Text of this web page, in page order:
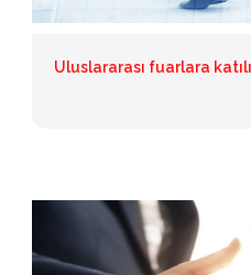
Uluslararası fuarlara